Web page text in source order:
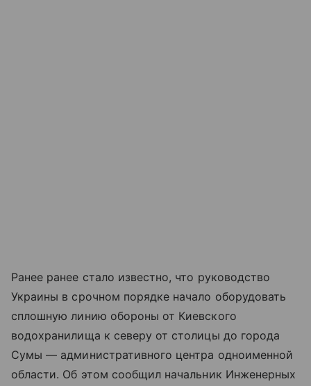
Ранее ранее стало известно, что руководство
Украины в срочном порядке начало оборудовать
сплошную линию обороны от Киевского
водохранилища к северу от столицы до города
Сумы — административного центра одноименной
области. Об этом сообщил начальник Инженерных